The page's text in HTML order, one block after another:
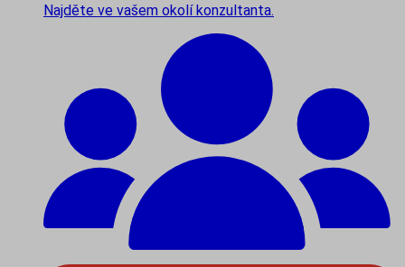
Najděte ve vašem okolí konzultanta.